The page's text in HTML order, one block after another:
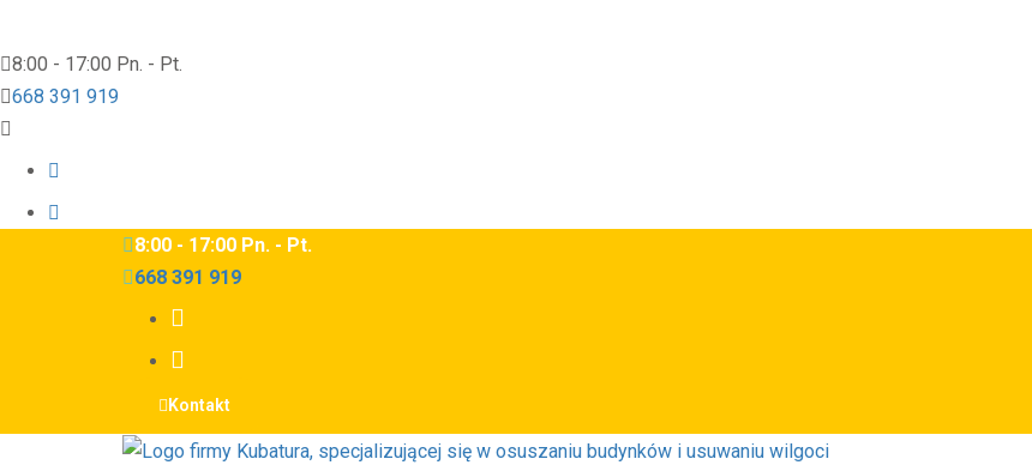
8:00 - 17:00 Pn. - Pt.
668 391 919
8:00 - 17:00 Pn. - Pt.
668 391 919
Kontakt